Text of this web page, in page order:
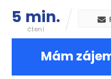
5 min.
čtení
Mám